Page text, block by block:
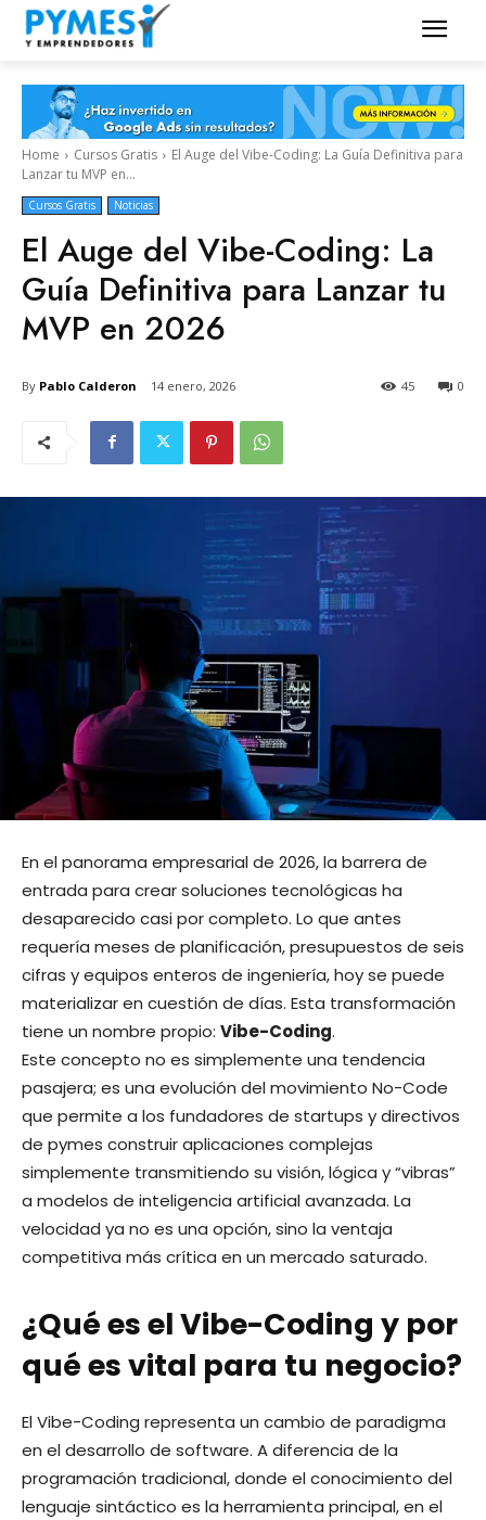
Home Cursos Gratis
El Auge del Vibe-Coding: La Guía Definitiva para
Lanzar tu MVP en...
Cursos Gratis Noticias
El Auge del Vibe-Coding: La
Guía Definitiva para Lanzar tu
MVP en 2026
By Pablo Calderon 14 enero, 2026 0
45
En el panorama empresarial de 2026, la barrera de
entrada para crear soluciones tecnológicas ha
desaparecido casi por completo. Lo que antes
requería meses de planificación, presupuestos de seis
cifras y equipos enteros de ingeniería, hoy se puede
materializar en cuestión de días. Esta transformación
tiene un nombre propio: Vibe-Coding.
Este concepto no es simplemente una tendencia
pasajera; es una evolución del movimiento No-Code
que permite a los fundadores de startups y directivos
de pymes construir aplicaciones complejas
simplemente transmitiendo su visión, lógica y “vibras”
a modelos de inteligencia artificial avanzada. La
velocidad ya no es una opción, sino la ventaja
competitiva más crítica en un mercado saturado.
¿Qué es el Vibe-Coding y por
qué es vital para tu negocio?
El Vibe-Coding representa un cambio de paradigma
en el desarrollo de software. A diferencia de la
programación tradicional, donde el conocimiento del
lenguaje sintáctico es la herramienta principal, en el